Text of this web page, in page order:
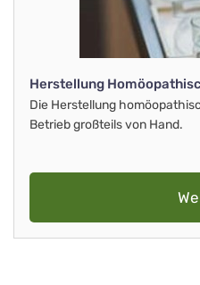
Herstellung
Die Herstellung
Betrieb großteils von Hand.